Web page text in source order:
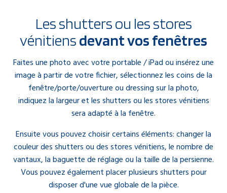
Les shutters ou les stores
vénitiensdevant vos fenêtres
Faites une photo avec votre portable / iPad ou insérez une
image à partir de votre fichier, sélectionnez les coins de la
fenêtre/porte/ouverture ou dressing sur la photo,
indiquez la largeur et les shutters ou les stores vénitiens
sera adapté à la fenêtre.
Ensuite vous pouvez choisir certains éléments: changer la
couleur des shutters ou des stores vénitiens, le nombre de
vantaux, la baguette de réglage ou la taille de la persienne.
Vous pouvez également placer plusieurs shutters pour
disposer d'une vue globale de la pièce.